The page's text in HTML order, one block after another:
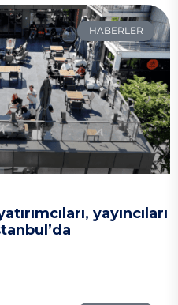
HABERLER
yayıncıları